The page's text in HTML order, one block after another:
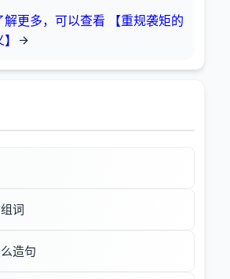
解更多，可以查看 【重规袭矩的
词
造句